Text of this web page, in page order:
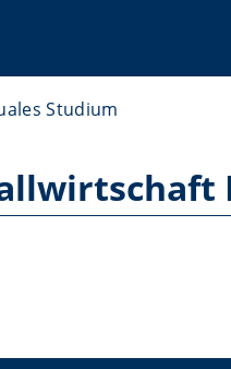
Studium